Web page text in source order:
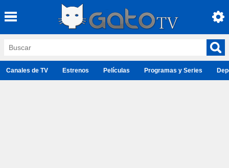
Canales de TV Estrenos Películas Programas y Series